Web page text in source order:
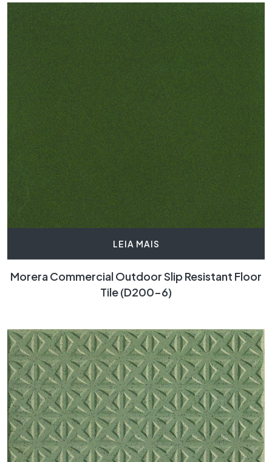
LEIA MAIS
Morera Commercial Outdoor Slip Resistant Floor
Tile (D200-6)